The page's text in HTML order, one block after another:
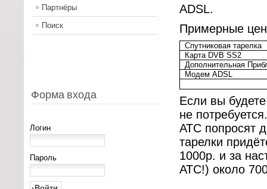
Партнёры
Поиск
Форма входа
Логин
Пароль
ADSL.
Примерные
Спутниковая тарелка
Карта DVB SS2
Дополнительная
Модем ADSL
Если вы
не
АТС попросят
тарелки
1000р. и за
АТС!) около